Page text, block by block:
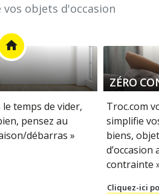
objets d'occasion
home
le temps de vider,
pensez au
débarras »
ZÉRO
Troc.com
simplifie
biens,
d’occasion
contrainte
Cliquez-ici